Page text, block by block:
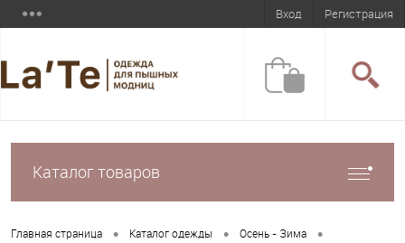
Вход Регистрация
Каталог товаров
Главная страница • Каталог одежды • Осень - Зима •